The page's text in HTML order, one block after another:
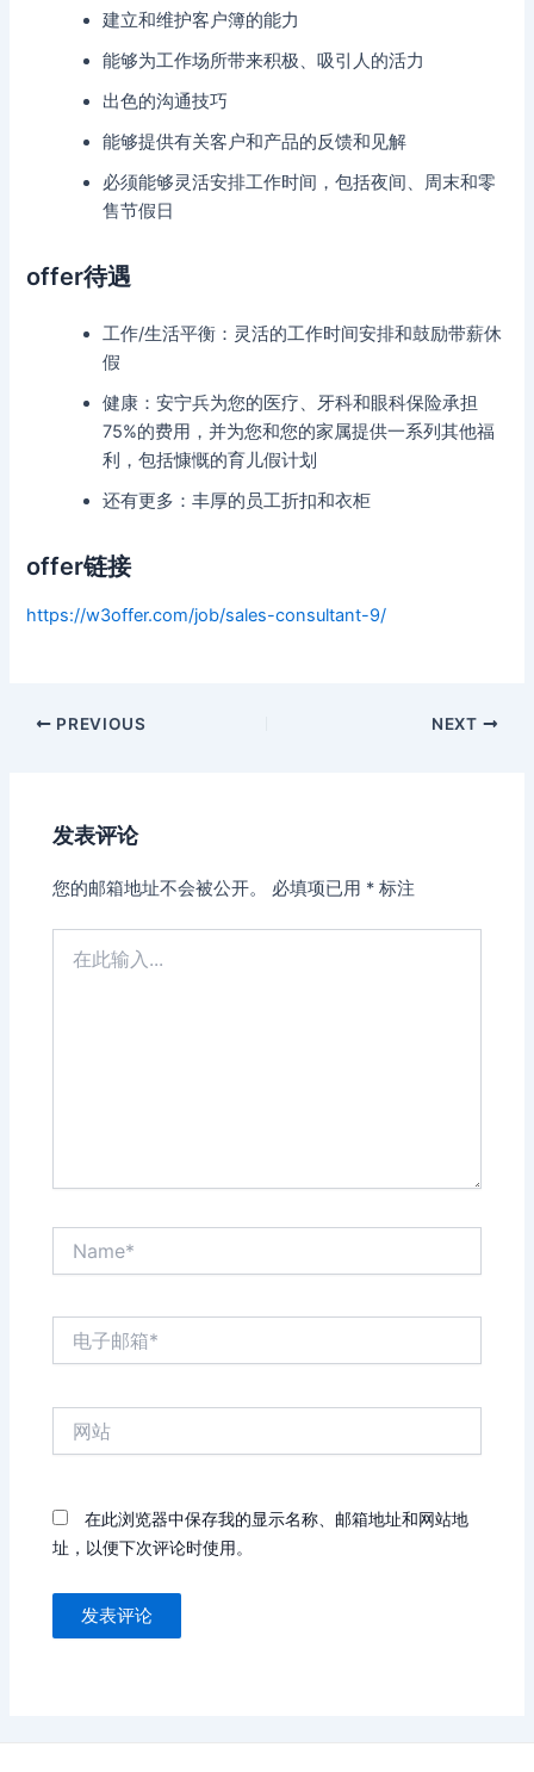
建立和维护客户簿的能力
能够为工作场所带来积极、吸引人的活力
出色的沟通技巧
能够提供有关客户和产品的反馈和见解
必须能够灵活安排工作时间，包括夜间、周末和零
售节假日
offer待遇
工作/生活平衡：灵活的工作时间安排和鼓励带薪休
假
健康：安宁兵为您的医疗、牙科和眼科保险承担
75%的费用，并为您和您的家属提供一系列其他福
利，包括慷慨的育儿假计划
还有更多：丰厚的员工折扣和衣柜
offer链接
https://w3offer.com/job/sales-consultant-9/
Post
PREVIOUS NEXT
发表评论
您的邮箱地址不会被公开。 必填项已用 * 标注
在此浏览器中保存我的显示名称、邮箱地址和网站地
址，以便下次评论时使用。